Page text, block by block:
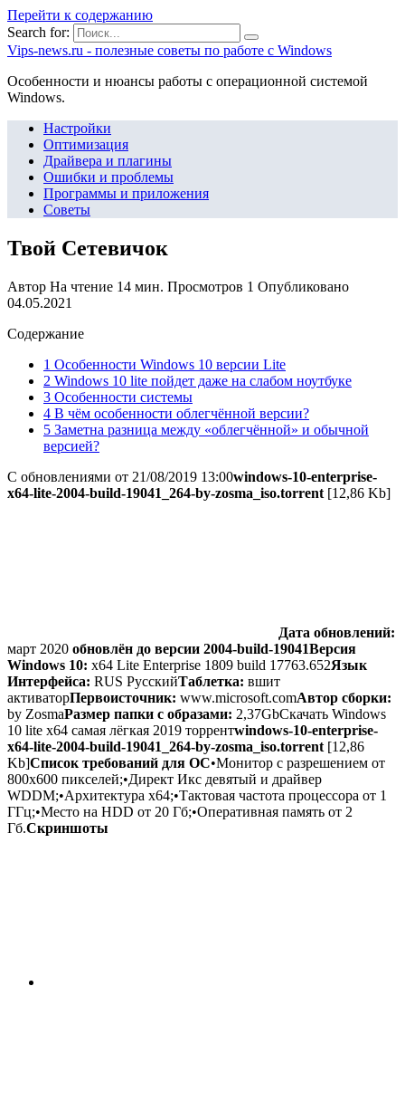
Перейти к содержанию
Search for:
Vips-news.ru - полезные советы по работе с Windows
Особенности и нюансы работы с операционной системой
Windows.
Настройки
Оптимизация
Драйвера и плагины
Ошибки и проблемы
Программы и приложения
Советы
Твой Сетевичок
Автор На чтение 14 мин. Просмотров 1 Опубликовано
04.05.2021
Содержание
1 Особенности Windows 10 версии Lite
2 Windows 10 lite пойдет даже на слабом ноутбуке
3 Особенности системы
4 В чём особенности облегчённой версии?
5 Заметна разница между «облегчённой» и обычной
версией?
С обновлениями от 21/08/2019 13:00windows-10-enterprise-
x64-lite-2004-build-19041_264-by-zosma_iso.torrent [12,86 Kb]
Дата обновлений:
март 2020 обновлён до версии 2004-build-19041Версия
Windows 10: x64 Lite Enterprise 1809 build 17763.652Язык
Интерфейса: RUS РусскийТаблетка: вшит
активаторПервоисточник: www.microsoft.comАвтор сборки:
by ZosmaРазмер папки с образами: 2,37GbСкачать Windows
10 lite x64 самая лёгкая 2019 торрентwindows-10-enterprise-
x64-lite-2004-build-19041_264-by-zosma_iso.torrent [12,86
Kb]Список требований для ОС•Монитор с разрешением от
800х600 пикселей;•Директ Икс девятый и драйвер
WDDM;•Архитектура х64;•Тактовая частота процессора от 1
ГГц;•Место на HDD от 20 Гб;•Оперативная память от 2
Гб.Скриншоты